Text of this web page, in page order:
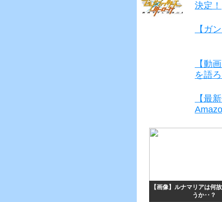
決定！
【ガ
【動
を語
【最
【画像】ルナマリアは何
うか‥？